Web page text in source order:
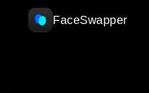
FaceSwapper